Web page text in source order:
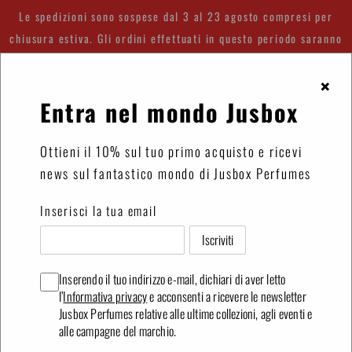
direttamente
ai
Le spedizioni sono sospese dal 3 al 23 agosto compresi per
chiusura estiva. Gli ordini effettuati in questo periodo saranno
AccediCarrello
×
Entra nel mondo Jusbox
Ottieni il 10% sul tuo primo acquisto e ricevi
news sul fantastico mondo di Jusbox Perfumes
Inserisci la tua email
Inserendo il tuo indirizzo e-mail, dichiari di aver letto
l’Informativa privacye acconsenti a ricevere le newsletter
Jusbox Perfumes relative alle ultime collezioni, agli eventi e
alle campagne del marchio.